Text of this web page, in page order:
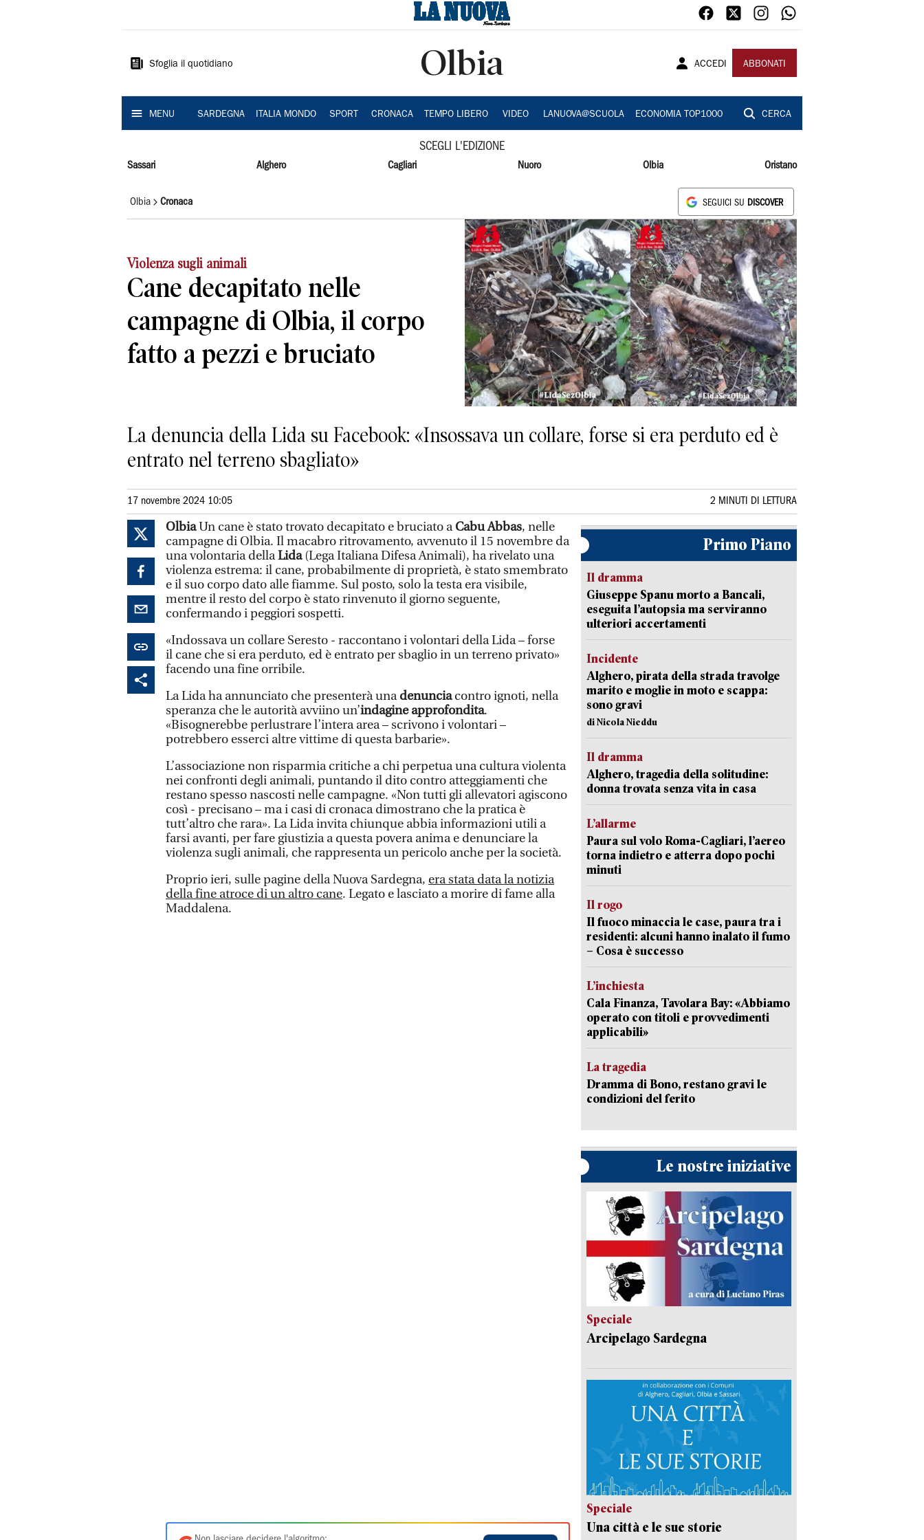
Sardegna
Sfoglia il quotidiano Olbia ACCEDI ABBONATI
MENU SARDEGNA ITALIA MONDO SPORT CRONACA TEMPO LIBERO VIDEO LANUOVA@SCUOLA ECONOMIA TOP1000 CERCA
SCEGLI L'EDIZIONE
Sassari Alghero Cagliari Nuoro Olbia Oristano
Olbia Cronaca SEGUICI SU DISCOVER
Violenza sugli animali
Cane decapitato nelle
campagne di Olbia, il corpo
fatto a pezzi e bruciato
La denuncia della Lida su Facebook: «Insossava un collare, forse si era perduto ed è
entrato nel terreno sbagliato»
17 novembre 2024 10:05 2 MINUTI DI LETTURA
OlbiaUn cane è stato trovato decapitato e bruciato aCabu Abbas, nelle
campagne di Olbia. Il macabro ritrovamento, avvenuto il 15 novembre da
una volontaria dellaLida(Lega Italiana Difesa Animali), ha rivelato una
violenza estrema: il cane, probabilmente di proprietà, è stato smembrato
e il suo corpo dato alle fiamme. Sul posto, solo la testa era visibile,
mentre il resto del corpo è stato rinvenuto il giorno seguente,
confermando i peggiori sospetti.
«Indossava un collare Seresto - raccontano i volontari della Lida – forse
il cane che si era perduto, ed è entrato per sbaglio in un terreno privato»
facendo una fine orribile.
La Lida ha annunciato che presenterà unadenunciacontro ignoti, nella
speranza che le autorità avviino un’indagine approfondita.
«Bisognerebbe perlustrare l’intera area – scrivono i volontari –
potrebbero esserci altre vittime di questa barbarie».
L’associazione non risparmia critiche a chi perpetua una cultura violenta
nei confronti degli animali, puntando il dito contro atteggiamenti che
restano spesso nascosti nelle campagne. «Non tutti gli allevatori agiscono
così - precisano – ma i casi di cronaca dimostrano che la pratica è
tutt’altro che rara». La Lida invita chiunque abbia informazioni utili a
farsi avanti, per fare giustizia a questa povera anima e denunciare la
violenza sugli animali, che rappresenta un pericolo anche per la società.
Proprio ieri, sulle pagine della Nuova Sardegna, era stata data la notizia
della fine atroce di un altro cane. Legato e lasciato a morire di fame alla
Maddalena.
Primo Piano
Il dramma
Giuseppe Spanu morto a Bancali,
eseguita l’autopsia ma serviranno
ulteriori accertamenti
Incidente
Alghero, pirata della strada travolge
marito e moglie in moto e scappa:
sono gravi
di Nicola Nieddu
Il dramma
Alghero, tragedia della solitudine:
donna trovata senza vita in casa
L’allarme
Paura sul volo Roma-Cagliari, l’aereo
torna indietro e atterra dopo pochi
minuti
Il rogo
Il fuoco minaccia le case, paura tra i
residenti: alcuni hanno inalato il fumo
– Cosa è successo
L’inchiesta
Cala Finanza, Tavolara Bay: «Abbiamo
operato con titoli e provvedimenti
applicabili»
La tragedia
Dramma di Bono, restano gravi le
condizioni del ferito
Le nostre iniziative
Speciale
Arcipelago Sardegna
Speciale
Una città e le sue storie